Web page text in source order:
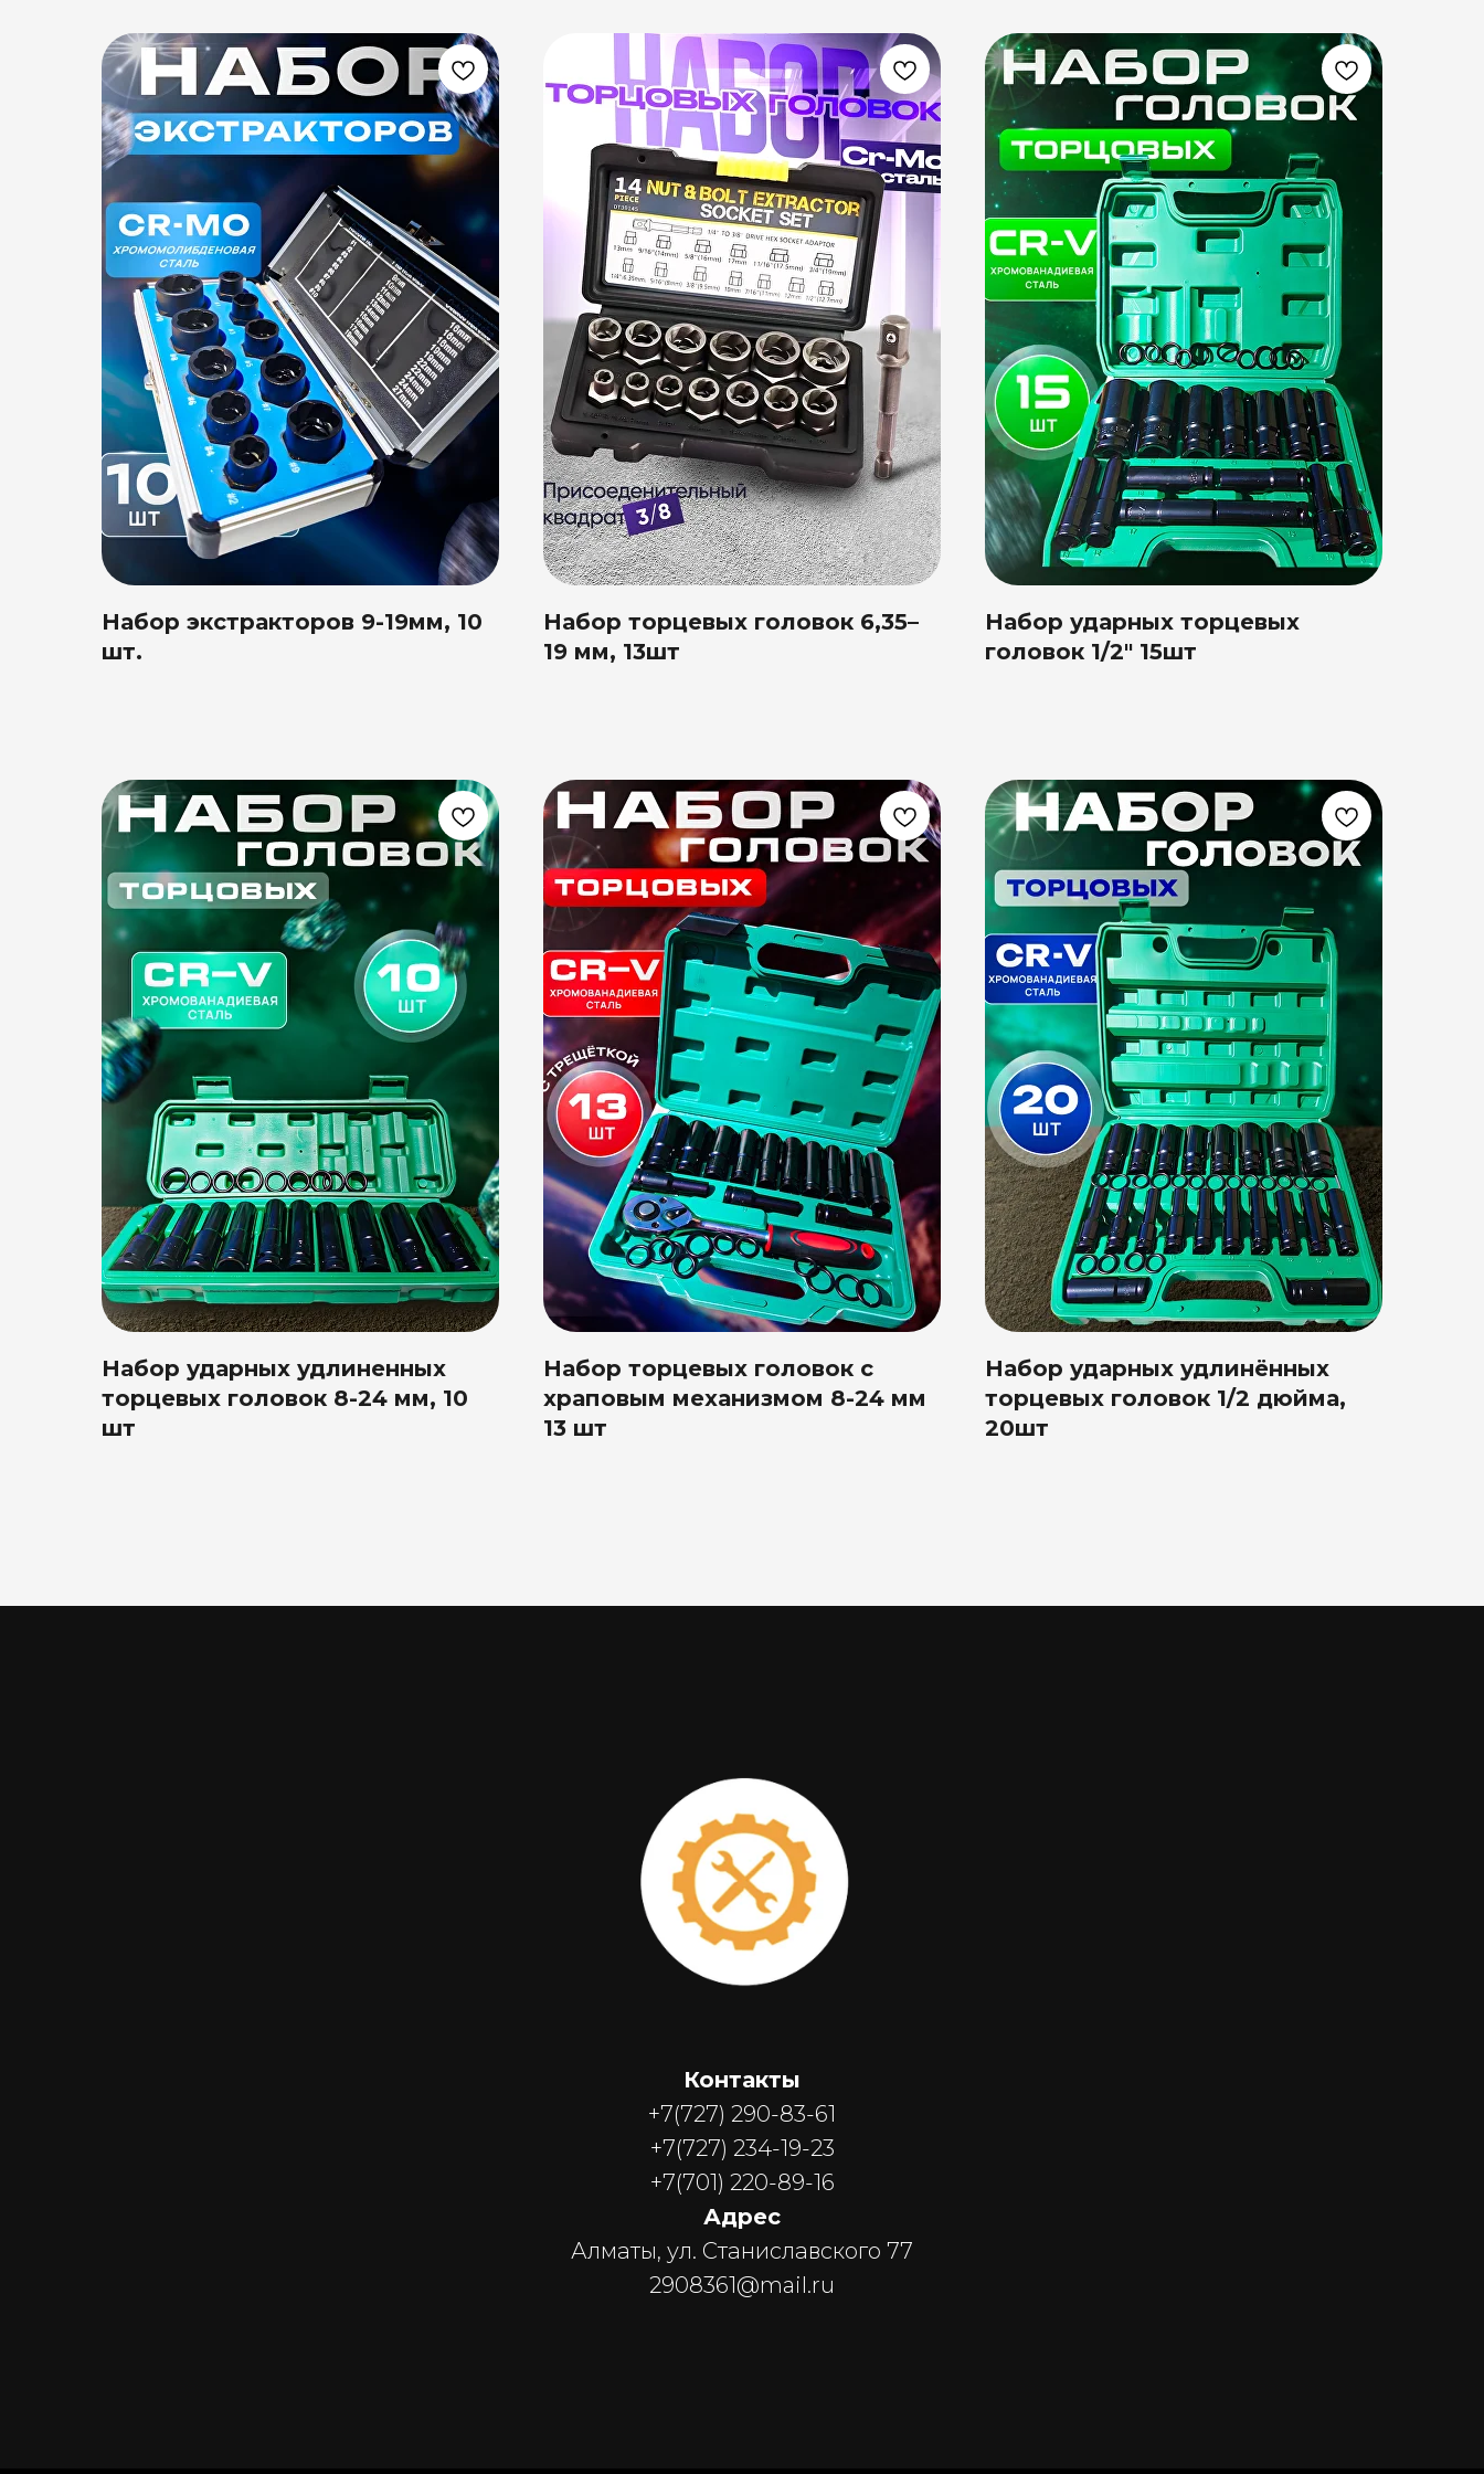
Набор экстракторов 9-19мм, 10
шт.
Набор торцевых головок 6,35–
19 мм, 13шт
Набор ударных торцевых
головок 1/2" 15шт
Набор ударных удлиненных
торцевых головок 8-24 мм, 10
шт
Набор торцевых головок с
храповым механизмом 8-24 мм
13 шт
Набор ударных удлинённых
торцевых головок 1/2 дюйма,
20шт
Контакты
+7(727) 290-83-61
+7(727) 234-19-23
+7(701) 220-89-16
Адрес
Алматы, ул. Станиславского 77
2908361@mail.ru